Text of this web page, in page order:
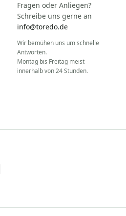
Fragen oder Anliegen?
Schreibe uns gerne an
info@toredo.de
Wir bemühen uns um schnelle
Antworten.
Montag bis Freitag meist
innerhalb von 24 Stunden.